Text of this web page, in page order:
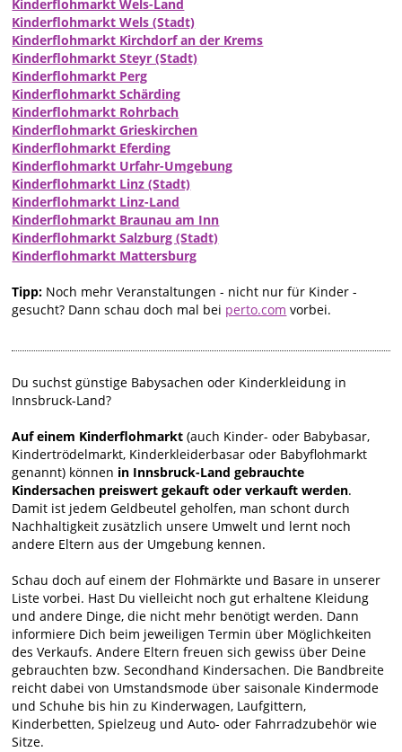
Kinderflohmarkt Wels-Land
Kinderflohmarkt Wels (Stadt)
Kinderflohmarkt Kirchdorf an der Krems
Kinderflohmarkt Steyr (Stadt)
Kinderflohmarkt Perg
Kinderflohmarkt Schärding
Kinderflohmarkt Rohrbach
Kinderflohmarkt Grieskirchen
Kinderflohmarkt Eferding
Kinderflohmarkt Urfahr-Umgebung
Kinderflohmarkt Linz (Stadt)
Kinderflohmarkt Linz-Land
Kinderflohmarkt Braunau am Inn
Kinderflohmarkt Salzburg (Stadt)
Kinderflohmarkt Mattersburg
Tipp: Noch mehr Veranstaltungen - nicht nur für Kinder -
gesucht? Dann schau doch mal bei perto.com vorbei.
Du suchst günstige Babysachen oder Kinderkleidung in
Innsbruck-Land?
Auf einem Kinderflohmarkt (auch Kinder- oder Babybasar,
Kindertrödelmarkt, Kinderkleiderbasar oder Babyflohmarkt
genannt) können in Innsbruck-Land gebrauchte
Kindersachen preiswert gekauft oder verkauft werden.
Damit ist jedem Geldbeutel geholfen, man schont durch
Nachhaltigkeit zusätzlich unsere Umwelt und lernt noch
andere Eltern aus der Umgebung kennen.
Schau doch auf einem der Flohmärkte und Basare in unserer
Liste vorbei. Hast Du vielleicht noch gut erhaltene Kleidung
und andere Dinge, die nicht mehr benötigt werden. Dann
informiere Dich beim jeweiligen Termin über Möglichkeiten
des Verkaufs. Andere Eltern freuen sich gewiss über Deine
gebrauchten bzw. Secondhand Kindersachen. Die Bandbreite
reicht dabei von Umstandsmode über saisonale Kindermode
und Schuhe bis hin zu Kinderwagen, Laufgittern,
Kinderbetten, Spielzeug und Auto- oder Fahrradzubehör wie
Sitze.